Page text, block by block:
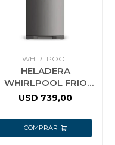
WHIRLPOOL
HELADERA
WHIRLPOOL FRIO
SECO WRM45BKDWC
INO
USD 739,00